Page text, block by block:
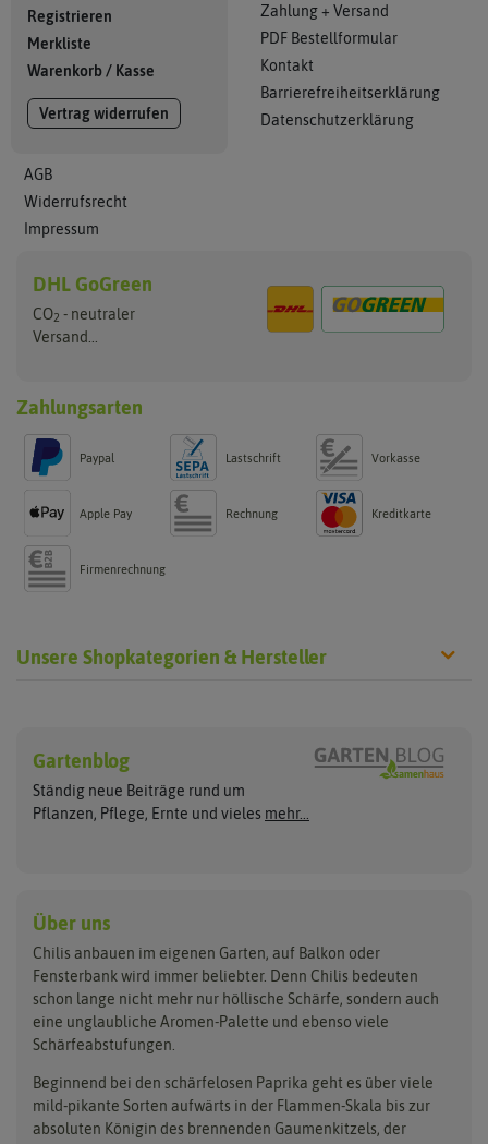
Registrieren
Merkliste
Warenkorb / Kasse
Vertrag widerrufen
AGB
Widerrufsrecht
Impressum
Zahlung + Versand
PDF Bestellformular
Kontakt
Barrierefreiheitserklärung
Datenschutzerklärung
DHL GoGreen
CO2 - neutraler
Versand...
Zahlungsarten
Paypal Lastschrift Vorkasse
Apple Pay Rechnung Kreditkarte
Firmenrechnung
Unsere Shopkategorien & Hersteller
Wilde Sorten
Asiatische Sorten
Jalapenosamen
Habanerosamen
Asien Chilipflanzen
Habaneropflanzen
Jalapenopflanzen
Anzucht, Kultivierung
& Ernte
Pikieren
Arche Noah
ASB Greenworld
Buzzy Seeds
Carl Pabst
Clever Pots
COMPO
Culinaris - Saatgut für
De Bolster Bio-Samen
Gusta Garden
Hortitops
Jiffy
Ladbrooke Soil Blockers
Lehmann Natur
Saflax
Samen Maier
Gartenblog
Ständig neue Beiträge rund um
Pflanzen, Pflege, Ernte und vieles mehr...
Über uns
Chilis anbauen im eigenen Garten, auf Balkon oder
Fensterbank wird immer beliebter. Denn Chilis bedeuten
schon lange nicht mehr nur höllische Schärfe, sondern auch
eine unglaubliche Aromen-Palette und ebenso viele
Schärfeabstufungen.
Beginnend bei den schärfelosen Paprika geht es über viele
mild-pikante Sorten aufwärts in der Flammen-Skala bis zur
absoluten Königin des brennenden Gaumenkitzels, der